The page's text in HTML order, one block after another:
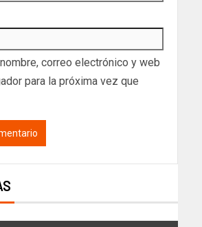
correo electrónico y web
para la próxima vez que